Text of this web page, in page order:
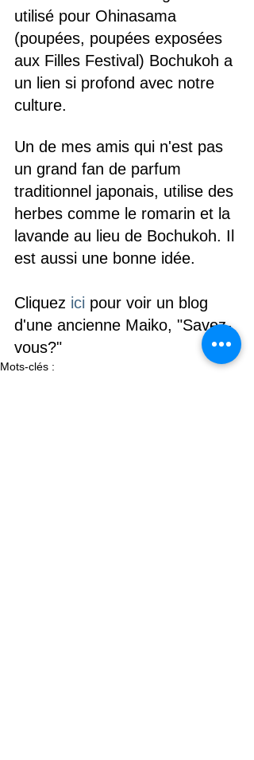
utilisé pour Ohinasama
(poupées, poupées exposées
aux Filles Festival) Bochukoh a
un lien si profond avec notre
culture.
Un de mes amis qui n'est pas
un grand fan de parfum
traditionnel japonais, utilise des
herbes comme le romarin et la
lavande au lieu de Bochukoh. Il
est aussi une bonne idée.
Cliquez ici pour voir un blog
d'une ancienne Maiko, "Savez-
vous?"
Mots-clés :